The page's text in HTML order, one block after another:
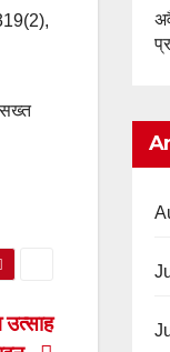
सख्त